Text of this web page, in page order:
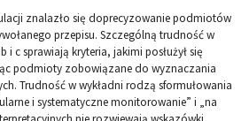
znalazło się doprecyzowanie podmiotów
przepisu. Szczególną trudność w
i c sprawiają kryteria, jakimi posłużył się
podmioty zobowiązane do wyznaczania
Trudność w wykładni rodzą sformułowania
i systematyczne monitorowanie” i „na